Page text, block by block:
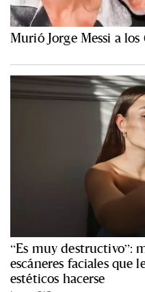
Murió Jorge Messi a los
“Es muy destructivo”:
escáneres faciales que
estéticos hacerse